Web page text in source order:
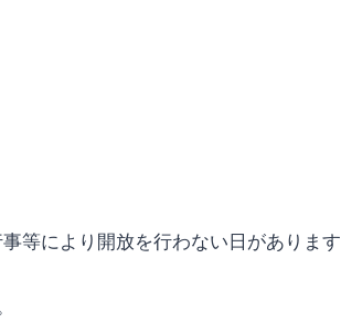
により開放を行わない日があります